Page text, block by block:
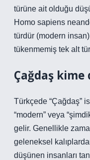
türüne ait olduğu
Homo sapiens
türdür (modern
tükenmemiş tek alt
Çağdaş kime
Türkçede “Çağdaş”
“modern” veya
gelir. Genellikle
geleneksel
düşünen insanları